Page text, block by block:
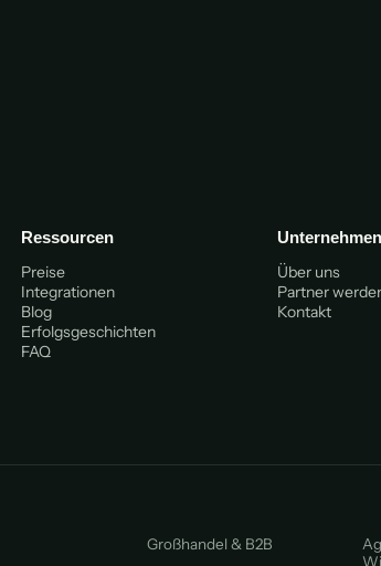
Ressourcen
Preise
Integrationen
Blog
Erfolgsgeschichten
FAQ
Unternehmen
Über uns
Partner
Kontakt
Großhandel & B2B